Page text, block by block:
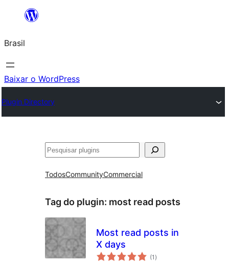
o
conteúdo
Brasil
Baixar o WordPress
Plugin Directory
Pesquisar
TodosCommunityCommercial
Tag do plugin: most read posts
Most read posts in
X days
(1 total
de
)